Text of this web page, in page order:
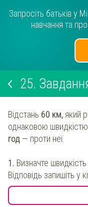
Запросіть батьків у
навчання та
25.
Відстань 60 км, який
однаковою
год — проти неї.
1. Визначте швидкість
Відповідь запишіть у